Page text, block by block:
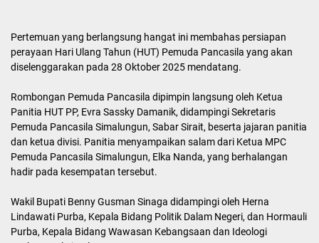
Pertemuan yang berlangsung hangat ini membahas persiapan
perayaan Hari Ulang Tahun (HUT) Pemuda Pancasila yang akan
diselenggarakan pada 28 Oktober 2025 mendatang.
Rombongan Pemuda Pancasila dipimpin langsung oleh Ketua
Panitia HUT PP, Evra Sassky Damanik, didampingi Sekretaris
Pemuda Pancasila Simalungun, Sabar Sirait, beserta jajaran panitia
dan ketua divisi. Panitia menyampaikan salam dari Ketua MPC
Pemuda Pancasila Simalungun, Elka Nanda, yang berhalangan
hadir pada kesempatan tersebut.
Wakil Bupati Benny Gusman Sinaga didampingi oleh Herna
Lindawati Purba, Kepala Bidang Politik Dalam Negeri, dan Hormauli
Purba, Kepala Bidang Wawasan Kebangsaan dan Ideologi